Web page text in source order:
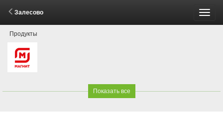
Залесово
Продукты
Показать все